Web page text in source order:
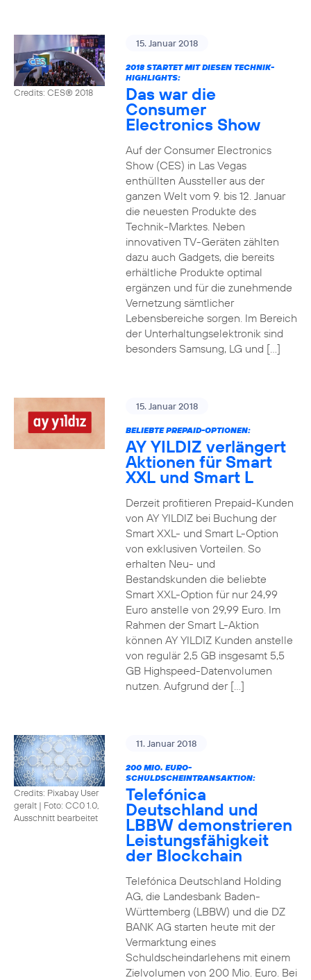
Credits: CES® 2018
15. Januar 2018
2018 STARTET MIT DIESEN TECHNIK-
HIGHLIGHTS:
Das war die
Consumer
Electronics Show
Auf der Consumer Electronics
Show (CES) in Las Vegas
enthüllten Aussteller aus der
ganzen Welt vom 9. bis 12. Januar
die neuesten Produkte des
Technik-Marktes. Neben
innovativen TV-Geräten zählten
dazu auch Gadgets, die bereits
erhältliche Produkte optimal
ergänzen und für die zunehmende
Vernetzung sämtlicher
Lebensbereiche sorgen. Im Bereich
der Unterhaltungselektronik sind
besonders Samsung, LG und […]
15. Januar 2018
BELIEBTE PREPAID-OPTIONEN:
AY YILDIZ verlängert
Aktionen für Smart
XXL und Smart L
Derzeit profitieren Prepaid-Kunden
von AY YILDIZ bei Buchung der
Smart XXL- und Smart L-Option
von exklusiven Vorteilen. So
erhalten Neu- und
Bestandskunden die beliebte
Smart XXL-Option für nur 24,99
Euro anstelle von 29,99 Euro. Im
Rahmen der Smart L-Aktion
können AY YILDIZ Kunden anstelle
von regulär 2,5 GB insgesamt 5,5
GB Highspeed-Datenvolumen
nutzen. Aufgrund der […]
Credits: Pixabay User
geralt | Foto: CC0 1.0,
Ausschnitt bearbeitet
11. Januar 2018
200 MIO. EURO-
SCHULDSCHEINTRANSAKTION:
Telefónica
Deutschland und
LBBW demonstrieren
Leistungsfähigkeit
der Blockchain
Telefónica Deutschland Holding
AG, die Landesbank Baden-
Württemberg (LBBW) und die DZ
BANK AG starten heute mit der
Vermarktung eines
Schuldscheindarlehens mit einem
Zielvolumen von 200 Mio. Euro. Bei